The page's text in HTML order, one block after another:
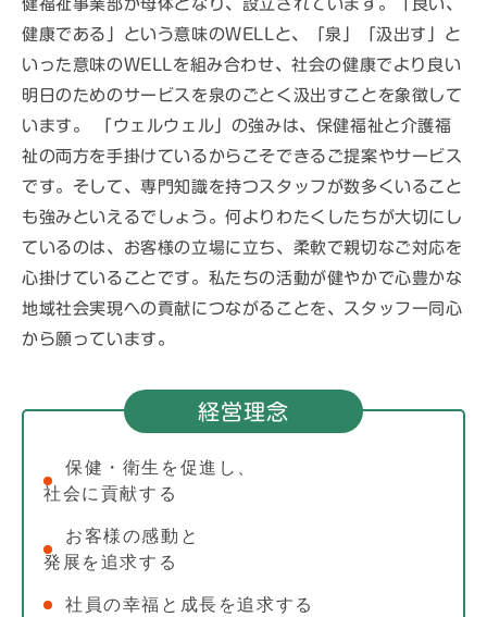
健福祉事業部が母体となり、設立されています。「良い、
健康である」という意味のWELLと、「泉」「汲出す」と
いった意味のWELLを組み合わせ、社会の健康でより良い
明日のためのサービスを泉のごとく汲出すことを象徴して
います。
「ウェルウェル」の強みは、保健福祉と介護福
祉の両方を手掛けているからこそできるご提案やサービス
です。 そして、専門知識を持つスタッフが数多くいること
も強みといえるでしょう。何よりわたくしたちが大切にし
ているのは、お客様の立場に立ち、柔軟で親切なご対応を
心掛けていることです。 私たちの活動が健やかで心豊かな
地域社会実現への貢献につながることを、スタッフ一同心
から願っています。
経営理念
保健・衛生を促進し、
社会に貢献する
お客様の感動と
発展を追求する
社員の幸福と成長を追求する